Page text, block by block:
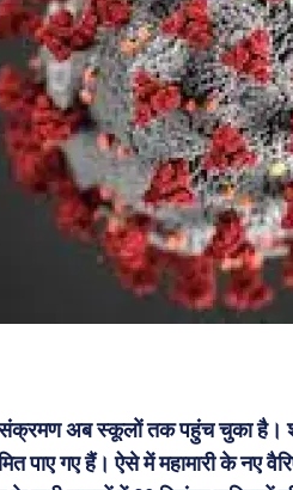
संक्रमण अब स्कूलों तक पहुंच चुका
पाए गए हैं। ऐसे में महामारी के